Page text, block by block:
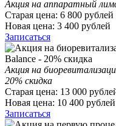
Акция на аппаратный
Старая цена: 6 800 рублей
Новая цена: 3 400 рублей
Записаться
Акция на
20% скидка
Старая цена: 13 000
Новая цена: 10 400 рублей
Записаться